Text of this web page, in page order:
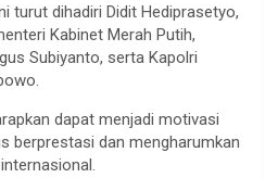
turut dihadiri Didit Hediprasetyo,
Kabinet Merah Putih,
Subiyanto, serta Kapolri
dapat menjadi motivasi
berprestasi dan mengharumkan